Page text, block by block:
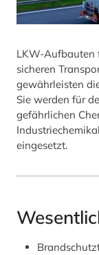
LKW-Aufbauten
sicheren
gewährleisten
Sie werden für
gefährlichen
eingesetzt.